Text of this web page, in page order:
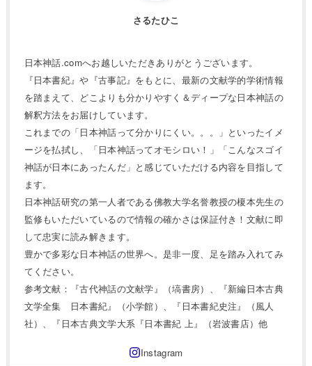
さるたひこ
日本神話.comへお越しいただきありがとうございます。
『日本書紀』や『古事記』をもとに、最新の文献学的学術情報
を踏まえて、どこよりも分かりやすく＆ディープな日本神話の
解釈方法をお届けしています。
これまでの「日本神話って分かりにくい。。。」といったイメ
ージを払拭し、「日本神話ってオモシロい！」「こんなスゴイ
神話が日本にあったんだ」と感じていただける内容を目指して
ます。
日本神話研究の第一人者である佛教大学名誉教授の榎本先生の
監修もいただいているので情報の確かさは保証付き！文献に即
して忠実に読み解きます。
豊かで多彩な日本神話の世界へ。是非一度、足を踏み入れてみ
てください。
参考文献：『古代神話の文献学』（塙書房）、『新編日本古典
文学全集 日本書紀』（小学館）、『日本書紀史注』（風人
社）、『日本古典文学大系『日本書紀 上』（岩波書店）他